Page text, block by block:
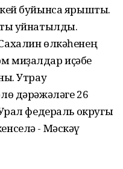
буйынса ярышты.
уйнатылды.
өлкәһенең
миҙалдар иҫәбе
Утрау
дәрәжәләге 26
федераль округы
- Мәскәү